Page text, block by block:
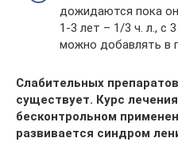
дожидаются пока
1-3 лет – 1/3 ч. л., с
можно добавлять в
Слабительных
существует. Курс
бесконтрольном
развивается синдром